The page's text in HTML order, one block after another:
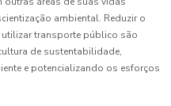
ambiental. Reduzir o
transporte público são
de sustentabilidade,
e potencializando os esforços